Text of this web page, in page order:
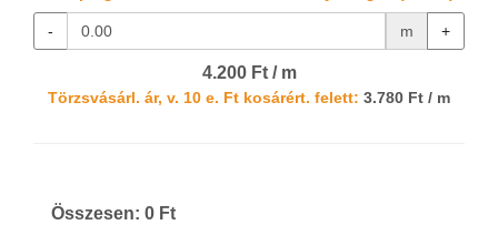
- m +
4.200 Ft / m
Törzsvásárl. ár, v. 10 e. Ft kosárért. felett: 3.780 Ft / m
Összesen: 0 Ft